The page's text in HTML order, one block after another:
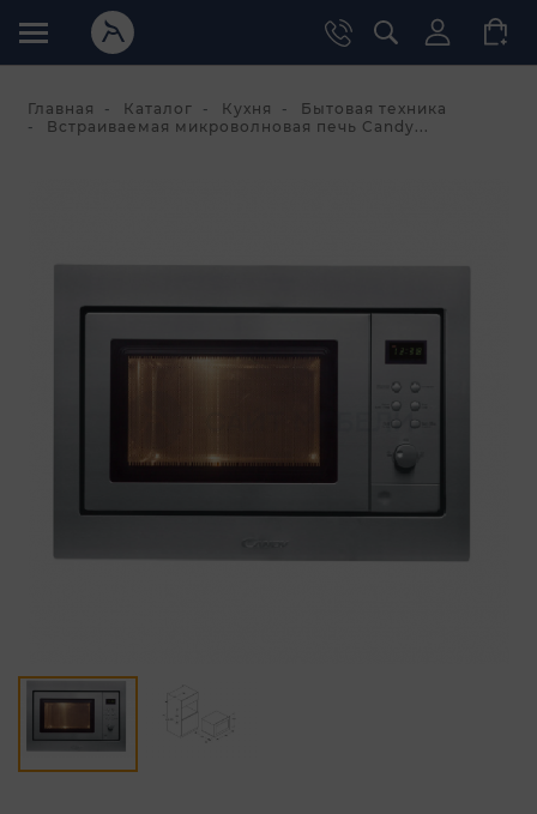
Главная Каталог Кухня
Бытовая техника
Встраиваемая микроволновая печь Candy...